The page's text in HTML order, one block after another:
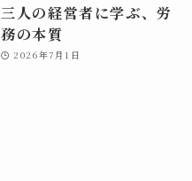
三人の経営者に学ぶ、労
務の本質
2026年7月1日